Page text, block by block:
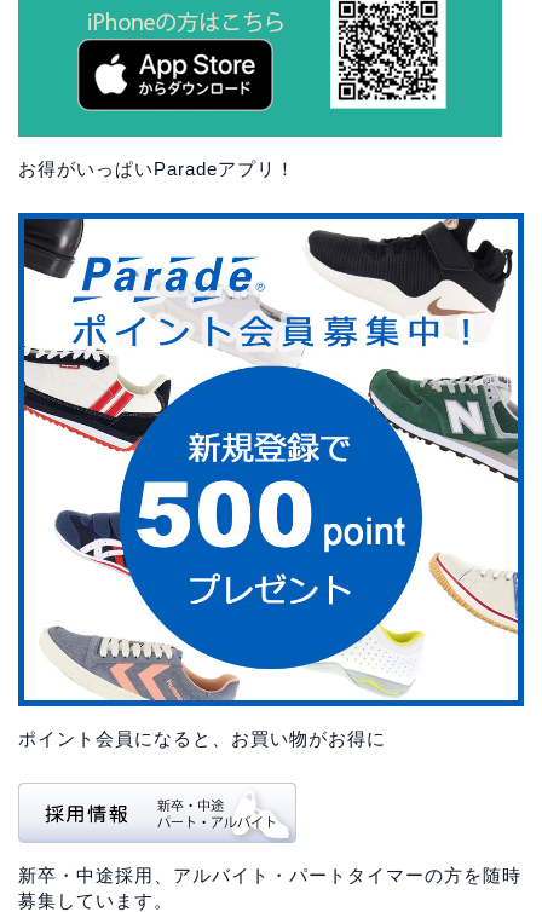
お得がいっぱいParadeアプリ！
ポイント会員になると、お買い物がお得に
新卒・中途採用、アルバイト・パートタイマーの方を随時
募集しています。